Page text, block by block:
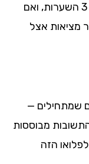
טס למעלה ב-12:43, פותח חקירה, מציע 3 השערות, ואם
זה לא 2027, זה כבר מציאות אצל
שמתחילים —
מבוססות
הזה